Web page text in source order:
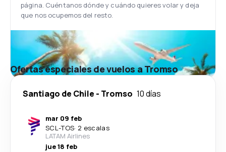
página. Cuéntanos dónde y cuándo quieres volar y deja
que nos ocupemos del resto.
Ofertas especiales de vuelos a Tromso
Santiago de Chile - Tromso 10 días
mar 09 feb
SCL-TOS· 2 escalas
LATAM Airlines
jue 18 feb